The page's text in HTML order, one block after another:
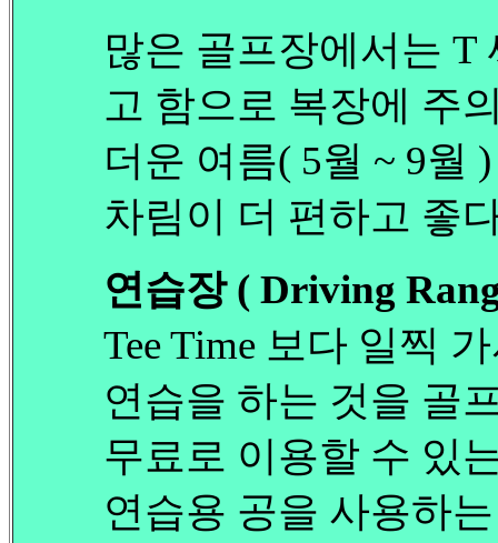
많은 골프장에서는 T
고 함으로 복장에 주
더운 여름( 5월 ~ 9월
차림이 더 편하고 좋
연습장 ( Driving
Tee Time 보다 일찍
연습을 하는 것을 골
무료로 이용할 수 있
연습용 공을 사용하